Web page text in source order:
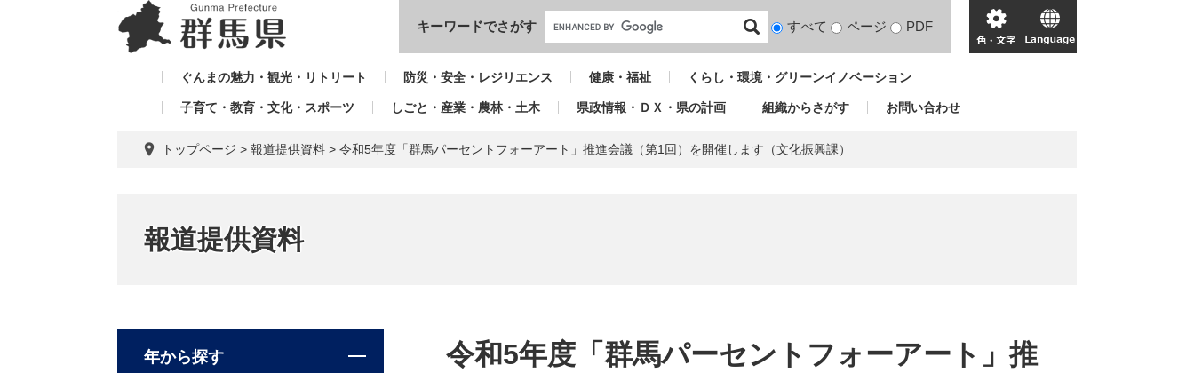
本文へ
キーワードでさがす
検
対
すべて ページ PDF
色・
文
language
ぐんまの魅力・観光・リトリート 防災・安全・レジリエンス 健康・福祉 くらし・環境・グリーンイノベーション
子育て・教育・文化・スポーツ しごと・産業・農林・土木 県政情報・ＤＸ・県の計画 組織からさがす お問い合わせ
トップページ > 報道提供資料 > 令和5年度「群馬パーセントフォーアート」推進会議（第1回）を開催します（文化振興課）
報道提供資料
令和5年度「群馬パーセントフォーアート」推
年から探す